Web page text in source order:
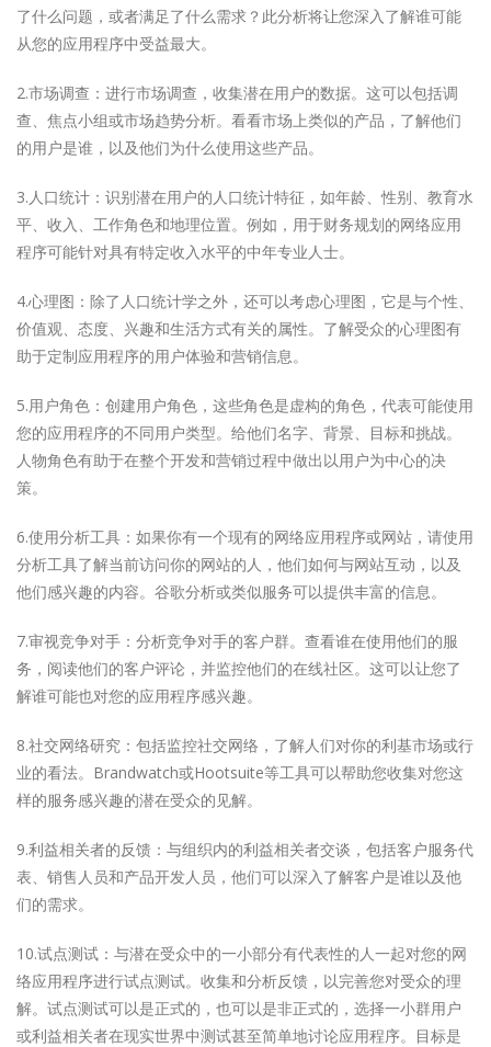
了什么问题，或者满足了什么需求？此分析将让您深入了解谁可能
从您的应用程序中受益最大。
2.市场调查：进行市场调查，收集潜在用户的数据。这可以包括调
查、焦点小组或市场趋势分析。看看市场上类似的产品，了解他们
的用户是谁，以及他们为什么使用这些产品。
3.人口统计：识别潜在用户的人口统计特征，如年龄、性别、教育水
平、收入、工作角色和地理位置。例如，用于财务规划的网络应用
程序可能针对具有特定收入水平的中年专业人士。
4.心理图：除了人口统计学之外，还可以考虑心理图，它是与个性、
价值观、态度、兴趣和生活方式有关的属性。了解受众的心理图有
助于定制应用程序的用户体验和营销信息。
5.用户角色：创建用户角色，这些角色是虚构的角色，代表可能使用
您的应用程序的不同用户类型。给他们名字、背景、目标和挑战。
人物角色有助于在整个开发和营销过程中做出以用户为中心的决
策。
6.使用分析工具：如果你有一个现有的网络应用程序或网站，请使用
分析工具了解当前访问你的网站的人，他们如何与网站互动，以及
他们感兴趣的内容。谷歌分析或类似服务可以提供丰富的信息。
7.审视竞争对手：分析竞争对手的客户群。查看谁在使用他们的服
务，阅读他们的客户评论，并监控他们的在线社区。这可以让您了
解谁可能也对您的应用程序感兴趣。
8.社交网络研究：包括监控社交网络，了解人们对你的利基市场或行
业的看法。Brandwatch或Hootsuite等工具可以帮助您收集对您这
样的服务感兴趣的潜在受众的见解。
9.利益相关者的反馈：与组织内的利益相关者交谈，包括客户服务代
表、销售人员和产品开发人员，他们可以深入了解客户是谁以及他
们的需求。
10.试点测试：与潜在受众中的一小部分有代表性的人一起对您的网
络应用程序进行试点测试。收集和分析反馈，以完善您对受众的理
解。试点测试可以是正式的，也可以是非正式的，选择一小群用户
或利益相关者在现实世界中测试甚至简单地讨论应用程序。目标是